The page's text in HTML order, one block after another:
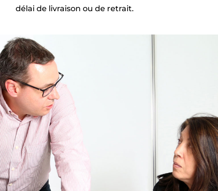
délai de livraison ou de retrait.